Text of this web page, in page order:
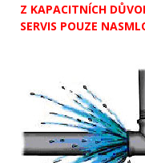
Z KAPACITNÍCH
SERVIS POUZE